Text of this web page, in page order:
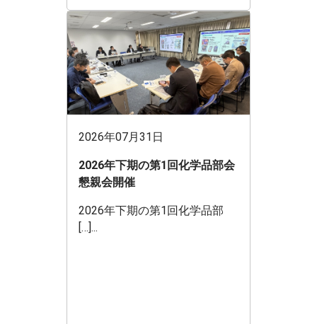
2026年07月31日
2026年下期の第1回化学品部会
懇親会開催
2026年下期の第1回化学品部
[…]...